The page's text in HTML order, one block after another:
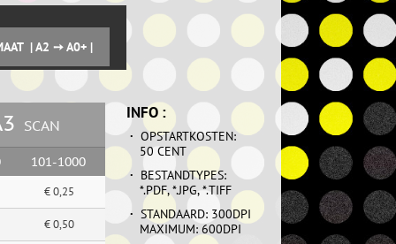
| A2 ➙ A0+ |
INFO :
· OPSTARTKOSTEN:
50 CENT
· BESTANDTYPES:
*.PDF, *.JPG, *.TIFF
· STANDAARD: 300DPI
MAXIMUM: 600DPI
SCAN
101-1000
€ 0,213
€ 0,425
SCAN
101-1000
€ 0,25
€ 0,50